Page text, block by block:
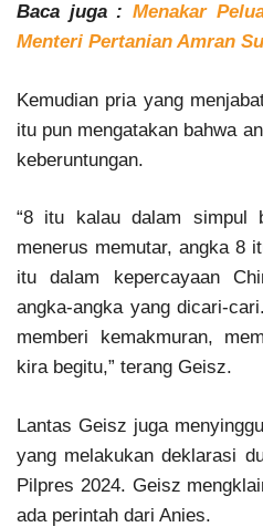
Baca juga : Menakar
Menteri Pertanian Amran
Kemudian pria yang
itu pun mengatakan bahwa
keberuntungan.
“8 itu kalau dalam simpul
menerus memutar, angka 8
itu dalam kepercayaan
angka-angka yang dicari-
memberi kemakmuran,
kira begitu,” terang Geisz.
Lantas Geisz juga
yang melakukan deklarasi
Pilpres 2024. Geisz
ada perintah dari Anies.